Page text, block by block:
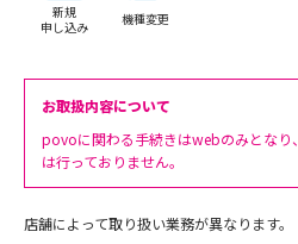
新規
申し込み
機種変更
お取扱内容について
povoに関わる手続きはwebのみとなり
は行っておりません。
店舗によって取り扱い業務が異なります。